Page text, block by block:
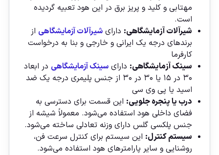
مهتابی و کلید و پریز برق در این هود تعبیه گردیده
است.
شیرآلات آزمایشگاهی: دارایشیرآلات آزمایشگاهی از
برندهای درجه یک ایرانی و خارجی و بنا به درخواست
کارفرما
سینک آزمایشگاهی: دارایسینک آزمایشگاهی در ابعاد
۳۰ در ۱۵ یا ۳۰ در ۳۰ از جنس پلیمری درجه یک ضد
اسید یا پی وی سی
درب یا پنجره جلویی: این قسمت برای دسترسی به
فضای داخلی هود استفاده می‌شود. معمولاً شیشه از
جنس پلکسی گلس دارای وزنه تعادلی ساخته می‌شود.
سیستم کنترل: این سیستم برای کنترل سرعت فن،
روشنایی و سایر پارامترهای هود استفاده می‌شود.